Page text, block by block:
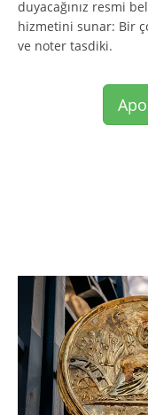
duyacağınız resmi
hizmetini sunar: Bir
ve noter tasdiki.